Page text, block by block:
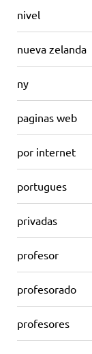
nivel
nueva zelanda
ny
paginas web
por internet
portugues
privadas
profesor
profesorado
profesores